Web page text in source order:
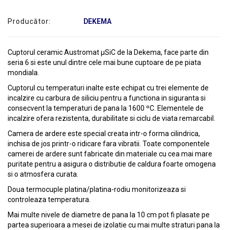
Producător: DEKEMA
Cuptorul ceramic Austromat µSiC de la Dekema, face parte din
seria 6 si este unul dintre cele mai bune cuptoare de pe piata
mondiala.
Cuptorul cu temperaturi inalte este echipat cu trei elemente de
incalzire cu carbura de siliciu pentru a functiona in siguranta si
consecvent la temperaturi de pana la 1600 ºC. Elementele de
incalzire ofera rezistenta, durabilitate si ciclu de viata remarcabil.
Camera de ardere este special creata intr-o forma cilindrica,
inchisa de jos printr-o ridicare fara vibratii. Toate componentele
camerei de ardere sunt fabricate din materiale cu cea mai mare
puritate pentru a asigura o distributie de caldura foarte omogena
si o atmosfera curata.
Doua termocuple platina/platina-rodiu monitorizeaza si
controleaza temperatura.
Mai multe nivele de diametre de pana la 10 cm pot fi plasate pe
partea superioara a mesei de izolatie cu mai multe straturi pana la